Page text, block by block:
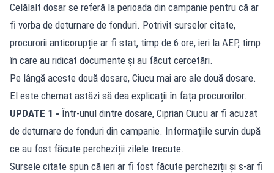
Celălalt dosar se referă la perioada din campanie pentru că ar
fi vorba de deturnare de fonduri. Potrivit surselor citate,
procurorii anticorupție ar fi stat, timp de 6 ore, ieri la AEP, timp
în care au ridicat documente și au făcut cercetări.
Pe lângă aceste două dosare, Ciucu mai are ale două dosare.
El este chemat astăzi să dea explicații în fața procurorilor.
UPDATE 1 - Într-unul dintre dosare, Ciprian Ciucu ar fi acuzat
de deturnare de fonduri din campanie. Informațiile survin după
ce au fost făcute percheziții zilele trecute.
Sursele citate spun că ieri ar fi fost făcute percheziții și s-ar fi